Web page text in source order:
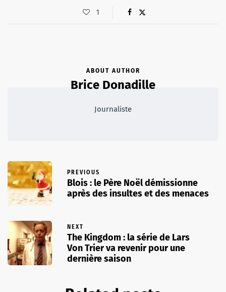
1
ABOUT AUTHOR
Brice Donadille
Journaliste
PREVIOUS
Blois : le Père Noël démissionne
après des insultes et des menaces
NEXT
The Kingdom : la série de Lars
Von Trier va revenir pour une
dernière saison